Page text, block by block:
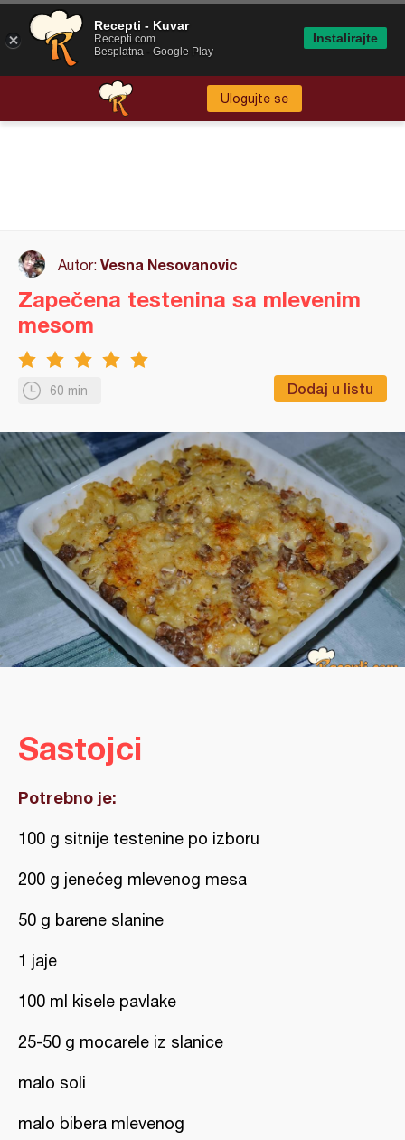
Ulogujte se
Autor: Vesna Nesovanovic
60 min Dodaj u listu
Zapečena testenina sa mlevenim
mesom
Sastojci
Potrebno je:
100 g sitnije testenine po izboru
200 g jenećeg mlevenog mesa
50 g barene slanine
1 jaje
100 ml kisele pavlake
25-50 g mocarele iz slanice
malo soli
malo bibera mlevenog
Recepti - Kuvar
Recepti.com
Besplatna - Google Play
Instalirajte